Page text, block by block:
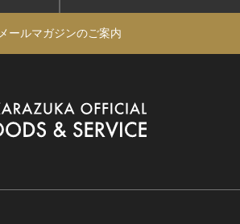
メールマガジンのご案内